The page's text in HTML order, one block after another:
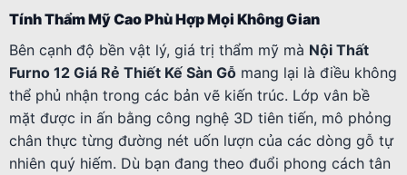
Tính Thẩm Mỹ Cao Phù Hợp Mọi Không Gian
Bên cạnh độ bền vật lý, giá trị thẩm mỹ mà Nội Thất
Furno 12 Giá Rẻ Thiết Kế Sàn Gỗ mang lại là điều không
thể phủ nhận trong các bản vẽ kiến trúc. Lớp vân bề
mặt được in ấn bằng công nghệ 3D tiên tiến, mô phỏng
chân thực từng đường nét uốn lượn của các dòng gỗ tự
nhiên quý hiếm. Dù bạn đang theo đuổi phong cách tân